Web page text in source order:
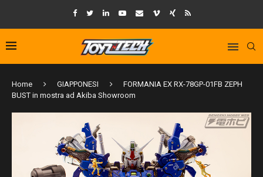
Home GIAPPONESI
FORMANIA EX RX-78GP-01FB ZEPH
BUST in mostra ad Akiba Showroom